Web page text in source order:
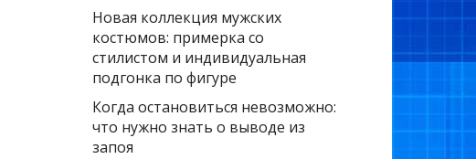
Новая коллекция мужских
костюмов: примерка со
стилистом и индивидуальная
подгонка по фигуре
Когда остановиться невозможно:
что нужно знать о выводе из
запоя